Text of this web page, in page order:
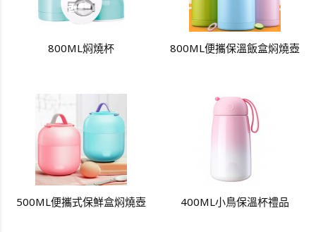
800ML焖燒杯 800ML便攜保溫飯盒焖燒壺
500ML便攜式保鮮盒焖燒壺 400ML小鳥保溫杯禮品